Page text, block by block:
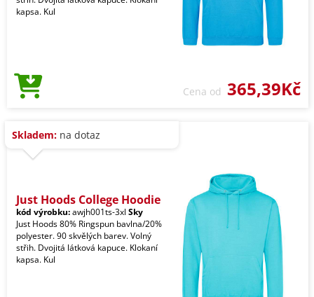
kapsa. Kul
Cena od 365,39Kč
Skladem: na dotaz
Just Hoods College Hoodie
kód výrobku:awjh001ts-3xl Sky
Just Hoods 80% Ringspun bavlna/20%
polyester. 90 skvělých barev. Volný
střih. Dvojitá látková kapuce. Klokaní
kapsa. Kul